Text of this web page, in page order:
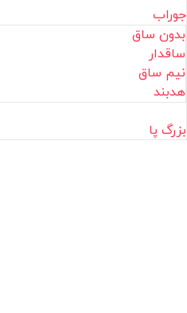
جوراب
بدون ساق
ساقدار
نیم ساق
هدبند
بزرگ پا